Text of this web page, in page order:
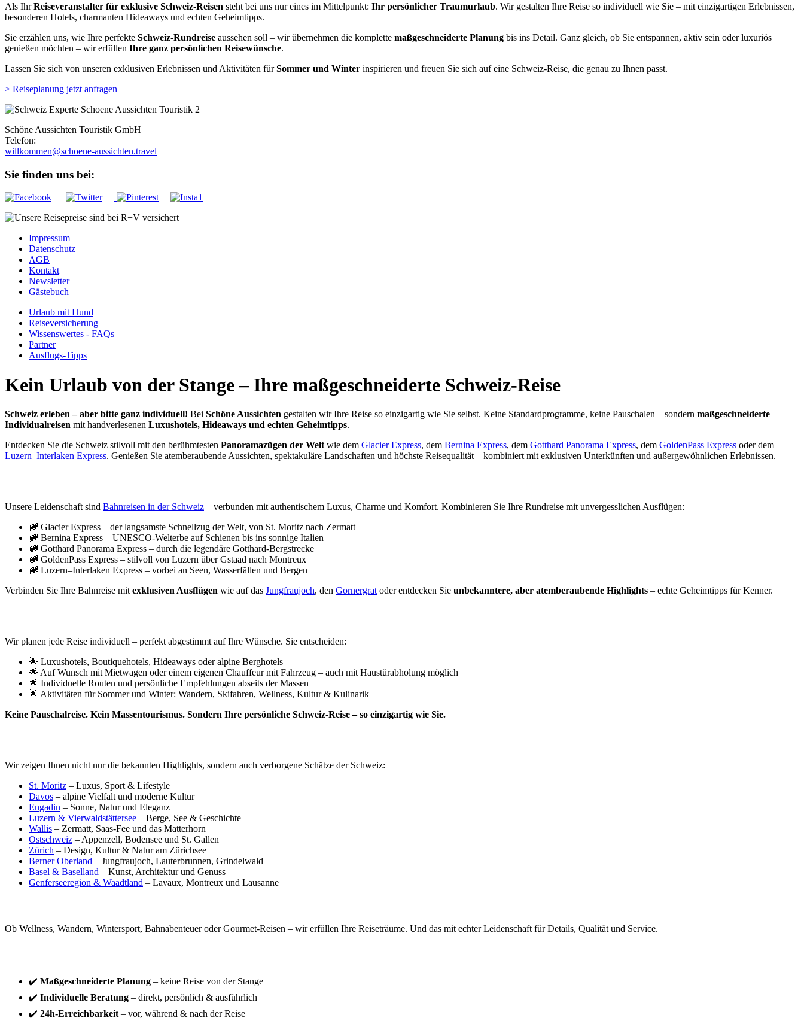
Als IhrReiseveranstalter für exklusive Schweiz-Reisen steht bei uns nur eines im Mittelpunkt: Ihr persönlicher Traumurlaub. Wir gestalten Ihre Reise so individuell wie Sie – mit einzigartigen Erlebnissen,
besonderen Hotels, charmanten Hideaways und echten Geheimtipps.
Sie erzählen uns, wie Ihre perfekte Schweiz-Rundreise aussehen soll – wir übernehmen die komplette maßgeschneiderte Planung bis ins Detail. Ganz gleich, ob Sie entspannen, aktiv sein oder luxuriös
genießen möchten – wir erfüllen Ihre ganz persönlichen Reisewünsche.
Lassen Sie sich von unseren exklusiven Erlebnissen und Aktivitäten fürSommer und Winter inspirieren und freuen Sie sich auf eine Schweiz-Reise, die genau zu Ihnen passt.
> Reiseplanung jetzt anfragen
Schöne Aussichten Touristik GmbH
Telefon:
Sie finden uns bei:
Impressum
Datenschutz
AGB
Kontakt
Newsletter
Gästebuch
Urlaub mit Hund
Reiseversicherung
Wissenswertes - FAQs
Partner
Ausflugs-Tipps
Kein Urlaub von der Stange – Ihre maßgeschneiderte Schweiz-Reise
Schweiz erleben – aber bitte ganz individuell! Bei Schöne Aussichten gestalten wir Ihre Reise so einzigartig wie Sie selbst. Keine Standardprogramme, keine Pauschalen – sondern maßgeschneiderte
Individualreisen mit handverlesenen Luxushotels, Hideaways und echten Geheimtipps.
Entdecken Sie die Schweiz stilvoll mit den berühmtesten Panoramazügen der Welt wie dem Glacier Express, dem Bernina Express, dem Gotthard Panorama Express, dem GoldenPass Express oder dem
Luzern–Interlaken Express. Genießen Sie atemberaubende Aussichten, spektakuläre Landschaften und höchste Reisequalität – kombiniert mit exklusiven Unterkünften und außergewöhnlichen Erlebnissen.
Unsere Leidenschaft sind Bahnreisen in der Schweiz – verbunden mit authentischem Luxus, Charme und Komfort. Kombinieren Sie Ihre Rundreise mit unvergesslichen Ausflügen:
🚞 Glacier Express – der langsamste Schnellzug der Welt, von St. Moritz nach Zermatt
🚞 Bernina Express – UNESCO-Welterbe auf Schienen bis ins sonnige Italien
🚞 Gotthard Panorama Express – durch die legendäre Gotthard-Bergstrecke
🚞 GoldenPass Express – stilvoll von Luzern über Gstaad nach Montreux
🚞 Luzern–Interlaken Express – vorbei an Seen, Wasserfällen und Bergen
Verbinden Sie Ihre Bahnreise mit exklusiven Ausflügen wie auf das Jungfraujoch, den Gornergrat oder entdecken Sie unbekanntere, aber atemberaubende Highlights – echte Geheimtipps für Kenner.
Wir planen jede Reise individuell – perfekt abgestimmt auf Ihre Wünsche. Sie entscheiden:
🌟 Luxushotels, Boutiquehotels, Hideaways oder alpine Berghotels
🌟 Auf Wunsch mit Mietwagen oder einem eigenen Chauffeur mit Fahrzeug – auch mit Haustürabholung möglich
🌟 Individuelle Routen und persönliche Empfehlungen abseits der Massen
🌟 Aktivitäten für Sommer und Winter: Wandern, Skifahren, Wellness, Kultur & Kulinarik
Keine Pauschalreise. Kein Massentourismus. Sondern Ihre persönliche Schweiz-Reise – so einzigartig wie Sie.
Wir zeigen Ihnen nicht nur die bekannten Highlights, sondern auch verborgene Schätze der Schweiz:
St. Moritz – Luxus, Sport & Lifestyle
Davos – alpine Vielfalt und moderne Kultur
Engadin – Sonne, Natur und Eleganz
Luzern & Vierwaldstättersee – Berge, See & Geschichte
Wallis – Zermatt, Saas-Fee und das Matterhorn
Ostschweiz – Appenzell, Bodensee und St. Gallen
Zürich – Design, Kultur & Natur am Zürichsee
Berner Oberland – Jungfraujoch, Lauterbrunnen, Grindelwald
Basel & Baselland – Kunst, Architektur und Genuss
Genferseeregion & Waadtland – Lavaux, Montreux und Lausanne
Ob Wellness, Wandern, Wintersport, Bahnabenteuer oder Gourmet-Reisen – wir erfüllen Ihre Reiseträume. Und das mit echter Leidenschaft für Details, Qualität und Service.
✔️ Maßgeschneiderte Planung – keine Reise von der Stange
✔️ Individuelle Beratung – direkt, persönlich & ausführlich
✔️ 24h-Erreichbarkeit – vor, während & nach der Reise